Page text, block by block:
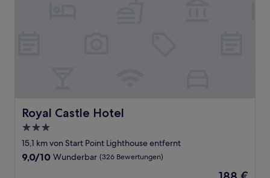
Royal Castle Hotel
Royal Castle Hotel
3.0-
Sterne-
Unterkunft
15,1 km von Start Point Lighthouse entfernt
9.0
9,0/10 Wunderbar (326 Bewertungen)
Der